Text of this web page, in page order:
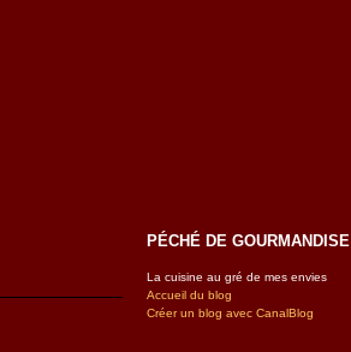
PÉCHÉ DE GOURMANDISE
La cuisine au gré de mes envies
Accueil du blog
Créer un blog avec CanalBlog